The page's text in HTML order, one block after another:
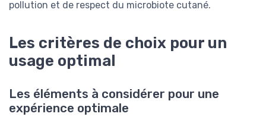
pollution et de respect du microbiote cutané.
Les critères de choix pour un
usage optimal
Les éléments à considérer pour une
expérience optimale